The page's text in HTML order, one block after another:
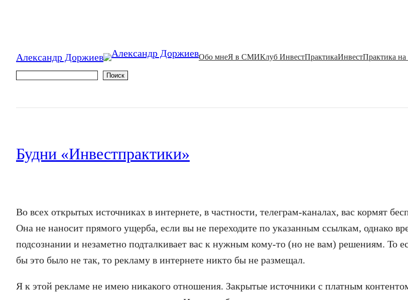
Александр Доржиев Обо мнеЯ в СМИКлуб ИнвестПрактикаИнвестПрактика на
Поиск
Будни «Инвестпрактики»
Во всех открытых источниках в интернете, в частности, телеграм-каналах, вас кормят
Она не наносит прямого ущерба, если вы не переходите по указанным ссылкам, однако
подсознании и незаметно подталкивает вас к нужным кому-то (но не вам) решениям. То
бы это было не так, то рекламу в интернете никто бы не размещал.
Я к этой рекламе не имею никакого отношения. Закрытые источники с платным